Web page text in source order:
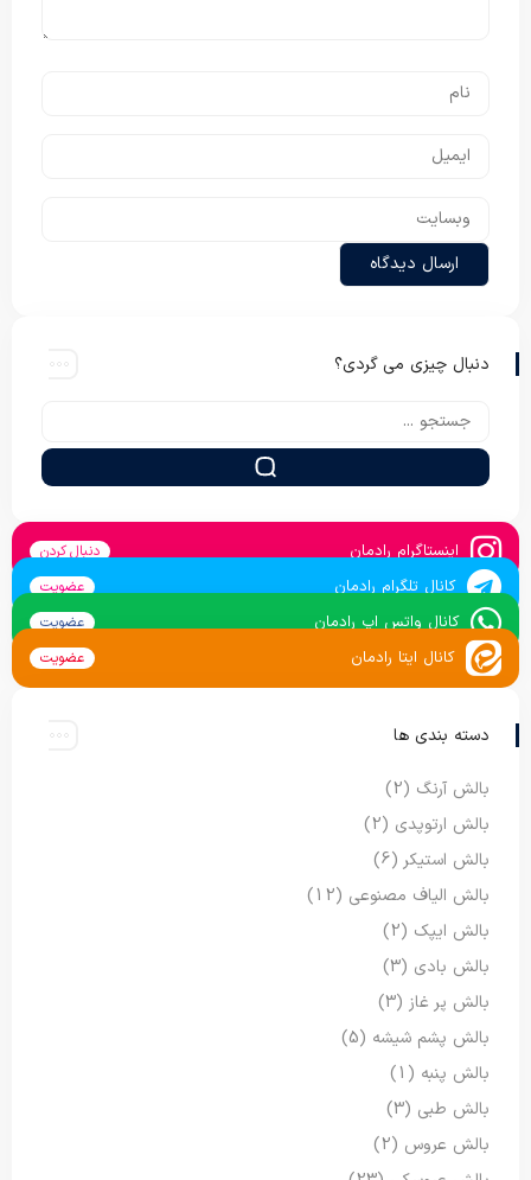
دنبال چیزی می گردی؟
اینستاگرام رادمان دنبال کردن
کانال تلگرام رادمان عضویت
کانال واتس اپ رادمان عضویت
کانال ایتا رادمان عضویت
دسته بندی ها
بالش آرنگ (2)
بالش ارتوپدی (2)
بالش استیکر (6)
بالش الیاف مصنوعی (12)
بالش ایپک (2)
بالش بادی (3)
بالش پر غاز (3)
بالش پشم شیشه (5)
بالش پنبه (1)
بالش طبی (3)
بالش عروس (2)